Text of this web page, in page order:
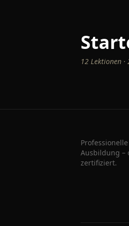
12 Lektionen
Ausbildung –
zertifiziert.